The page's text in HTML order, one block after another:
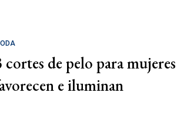
cortes de pelo para
e iluminan